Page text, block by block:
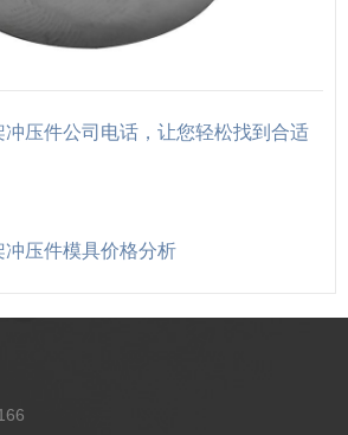
冲压件公司电话，让您轻松找到合适
压件模具价格分析